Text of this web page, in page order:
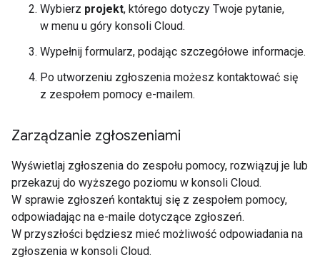
Wybierz projekt, którego dotyczy Twoje pytanie,
w menu u góry konsoli Cloud.
Wypełnij formularz, podając szczegółowe informacje.
Po utworzeniu zgłoszenia możesz kontaktować się
z zespołem pomocy e-mailem.
Zarządzanie zgłoszeniami
Wyświetlaj zgłoszenia do zespołu pomocy, rozwiązuj je lub
przekazuj do wyższego poziomu w konsoli Cloud.
W sprawie zgłoszeń kontaktuj się z zespołem pomocy,
odpowiadając na e-maile dotyczące zgłoszeń.
W przyszłości będziesz mieć możliwość odpowiadania na
zgłoszenia w konsoli Cloud.